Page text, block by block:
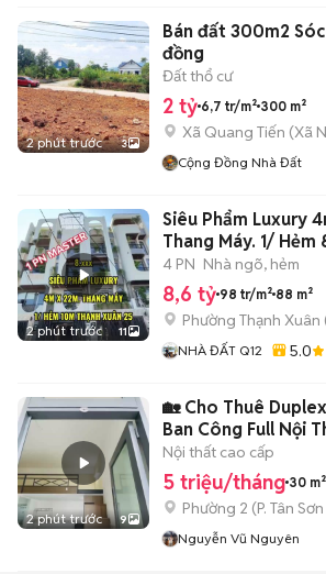
2 phút trước 3
Bán đất 300m2
đồng
Đất thổ cư
2 tỷ 6,7 tr/m² 300 m²
Xã Quang Tiến (Xã
Cộng Đồng Nhà Đất
2 phút trước 11
Siêu Phẩm Luxury
Thang Máy. 1/ Hẻm
4 PN Nhà ngõ, hẻm
8,6 tỷ 98 tr/m² 88 m²
Phường Thạnh Xuân
NHÀ ĐẤT Q12 5.0
2 phút trước 9
🏡 Cho Thuê
Ban Công Full Nội
Nội thất cao cấp
5 triệu/tháng 30 m²
Phường 2 (P. Tân
Nguyễn Vũ Nguyên